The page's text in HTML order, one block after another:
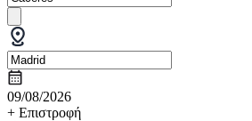
09/08/2026
+ Επιστροφή